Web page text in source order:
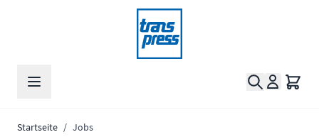
Suche
Startseite / Jobs